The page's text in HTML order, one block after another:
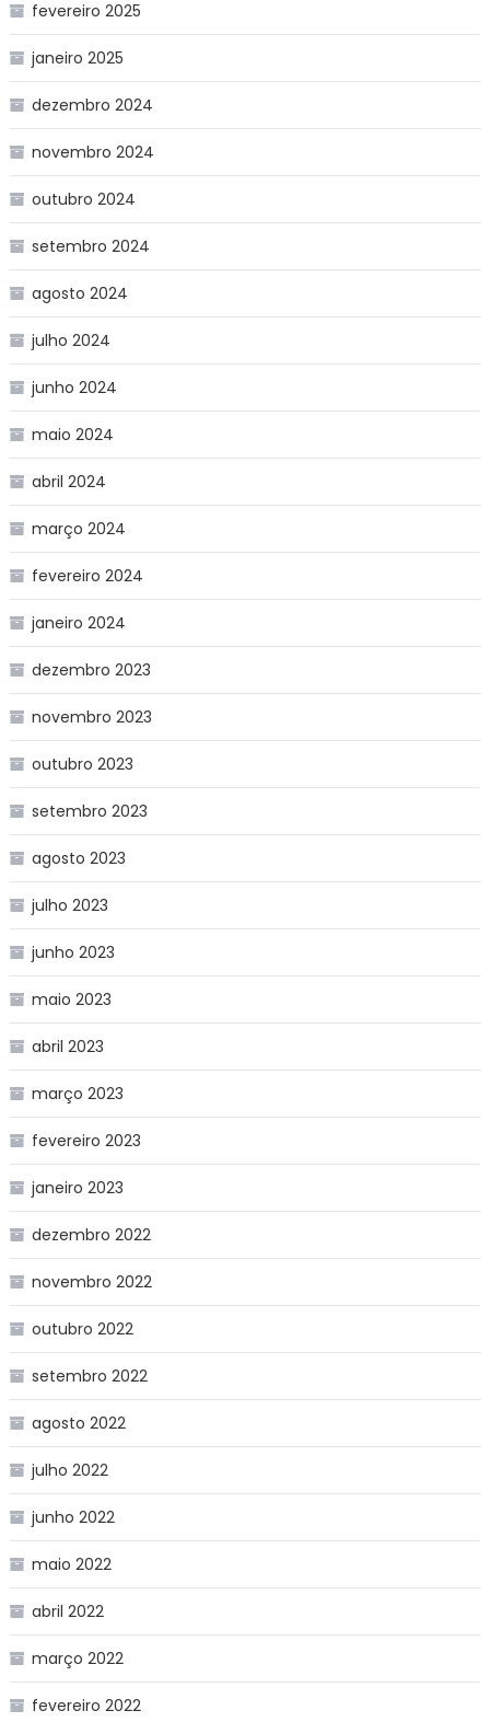
fevereiro 2025
janeiro 2025
dezembro 2024
novembro 2024
outubro 2024
setembro 2024
agosto 2024
julho 2024
junho 2024
maio 2024
abril 2024
março 2024
fevereiro 2024
janeiro 2024
dezembro 2023
novembro 2023
outubro 2023
setembro 2023
agosto 2023
julho 2023
junho 2023
maio 2023
abril 2023
março 2023
fevereiro 2023
janeiro 2023
dezembro 2022
novembro 2022
outubro 2022
setembro 2022
agosto 2022
julho 2022
junho 2022
maio 2022
abril 2022
março 2022
fevereiro 2022